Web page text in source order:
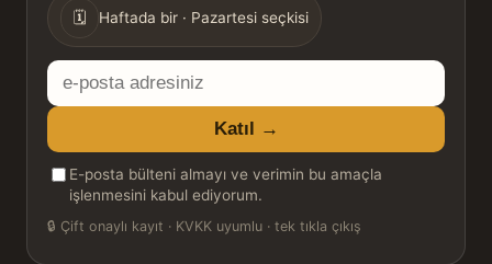
🗓 Haftada bir · Pazartesi seçkisi
E-
posta
adresiniz
Katıl →
E-posta bülteni almayı ve verimin bu amaçla
işlenmesini kabul ediyorum.
🔒 Çift onaylı kayıt · KVKK uyumlu · tek tıkla çıkış